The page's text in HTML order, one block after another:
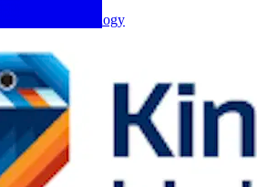
Juice Technology